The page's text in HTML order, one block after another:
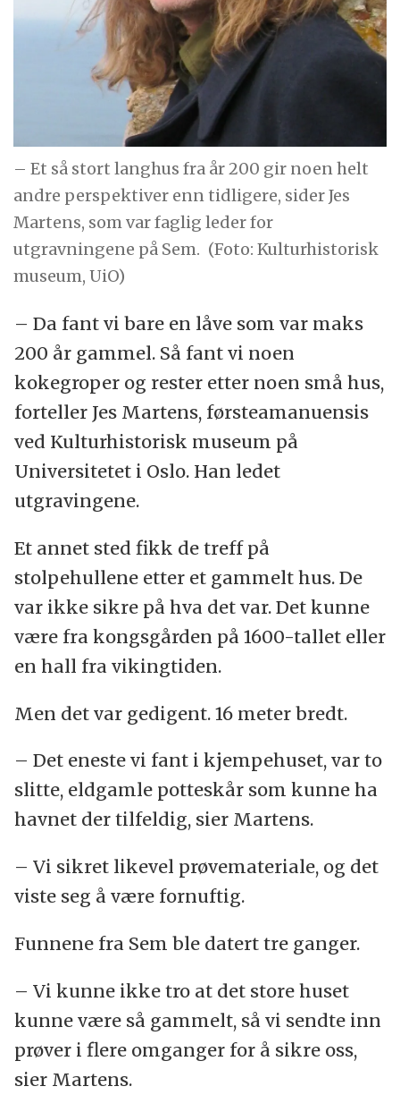
– Et så stort langhus fra år 200 gir noen helt
andre perspektiver enn tidligere, sider Jes
Martens, som var faglig leder for
utgravningene på Sem. (Foto: Kulturhistorisk
museum, UiO)
– Da fant vi bare en låve som var maks
200 år gammel. Så fant vi noen
kokegroper og rester etter noen små hus,
forteller Jes Martens, førsteamanuensis
ved Kulturhistorisk museum på
Universitetet i Oslo. Han ledet
utgravingene.
Et annet sted fikk de treff på
stolpehullene etter et gammelt hus. De
var ikke sikre på hva det var. Det kunne
være fra kongsgården på 1600-tallet eller
en hall fra vikingtiden.
Men det var gedigent. 16 meter bredt.
– Det eneste vi fant i kjempehuset, var to
slitte, eldgamle potteskår som kunne ha
havnet der tilfeldig, sier Martens.
– Vi sikret likevel prøvemateriale, og det
viste seg å være fornuftig.
Funnene fra Sem ble datert tre ganger.
– Vi kunne ikke tro at det store huset
kunne være så gammelt, så vi sendte inn
prøver i flere omganger for å sikre oss,
sier Martens.